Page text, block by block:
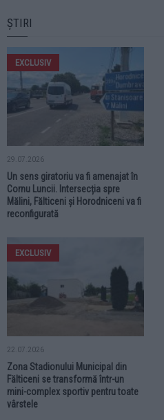
ȘTIRI
EXCLUSIV
29.07.2026
Un sens giratoriu va fi amenajat în
Cornu Luncii. Intersecția spre
Mălini, Fălticeni și Horodniceni va fi
reconfigurată
EXCLUSIV
22.07.2026
Zona Stadionului Municipal din
Fălticeni se transformă într-un
mini-complex sportiv pentru toate
vârstele